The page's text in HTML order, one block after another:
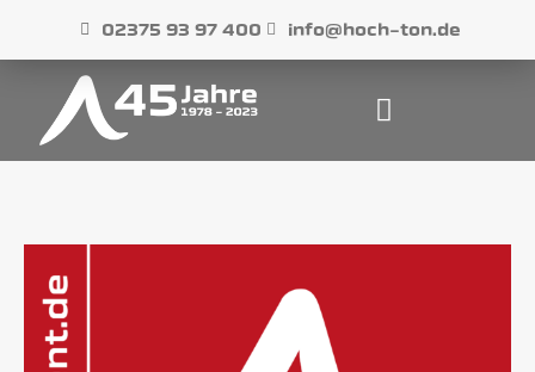
02375 93 97 400 info@hoch-ton.de